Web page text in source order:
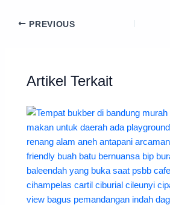
PREVIOUS
Artikel Terkait